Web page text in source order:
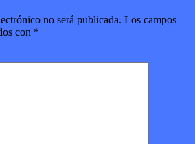
no será publicada. Los campos
con *